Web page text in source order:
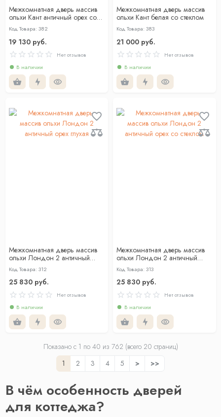
Межкомнатная дверь массив
ольхи Кант античный орех со
стеклом
Код Товара: 382
19 130 руб.
Нет отзывов
В наличии
Межкомнатная дверь массив
ольхи Кант белая со стеклом
Код Товара: 383
21 000 руб.
Нет отзывов
В наличии
Межкомнатная дверь массив
ольхи Лондон 2 античный
орех глухая
Код Товара: 312
25 830 руб.
Нет отзывов
В наличии
Межкомнатная дверь массив
ольхи Лондон 2 античный
орех со стеклом
Код Товара: 313
25 830 руб.
Нет отзывов
В наличии
Показано с 1 по 40 из 762 (всего 20 страниц)
1
2 3 4 5 > >>
В чём особенность дверей
для коттеджа?